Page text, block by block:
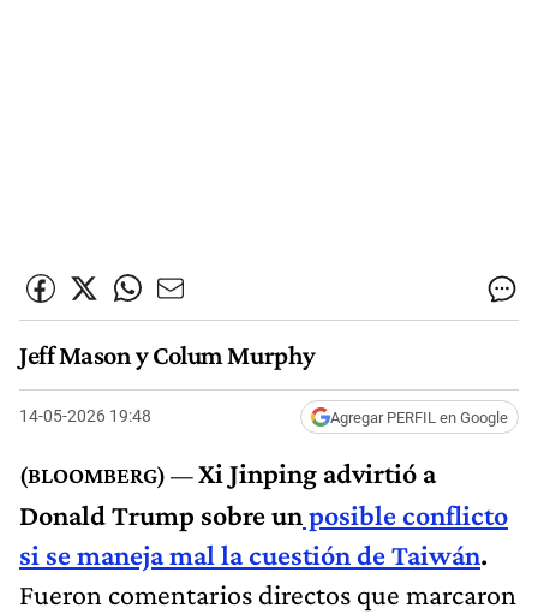
Jeff Mason y Colum Murphy
14-05-2026 19:48 Agregar PERFIL en Google
Xi Jinping advirtió a
Donald Trump sobre unposible conflicto
si se maneja mal la cuestión de Taiwán.
Fueron comentarios directos que marcaron